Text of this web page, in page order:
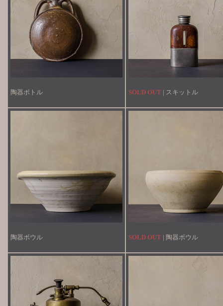
陶器ボトル SOLD OUT | スキットル
陶器ボウル SOLD OUT | 陶器ボウル